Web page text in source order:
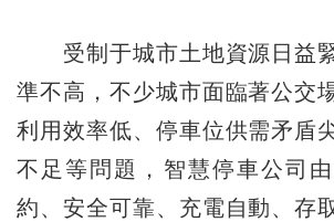
受制于城市土地資源日益
準不高，不少城市面臨著公交
利用效率低、停車位供需矛盾
不足等問題，智慧停車公司
約、安全可靠、充電自動、存